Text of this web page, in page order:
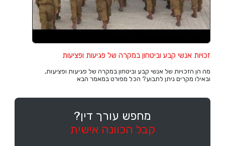
זכויות אנשי קבע וביטחון במקרה של פגיעות ופציעות
מה הן הזכויות של אנשי קבע וביטחון במקרה של פגיעות ופציעות,
ובאילו מקרים ניתן לתבוע? הכל מפורט במאמר הבא
מחפש עורך דין?
קבל הכוונה אישית